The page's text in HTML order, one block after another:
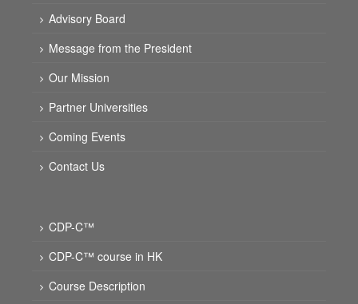
Advisory Board
Message from the President
Our Mission
Partner Universities
Coming Events
Contact Us
CDP-C™
CDP-C™ course in HK
Course Description